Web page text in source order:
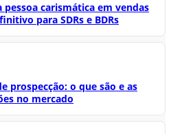
pessoa carismática em vendas
para SDRs e BDRs
prospecção: o que são e as
no mercado